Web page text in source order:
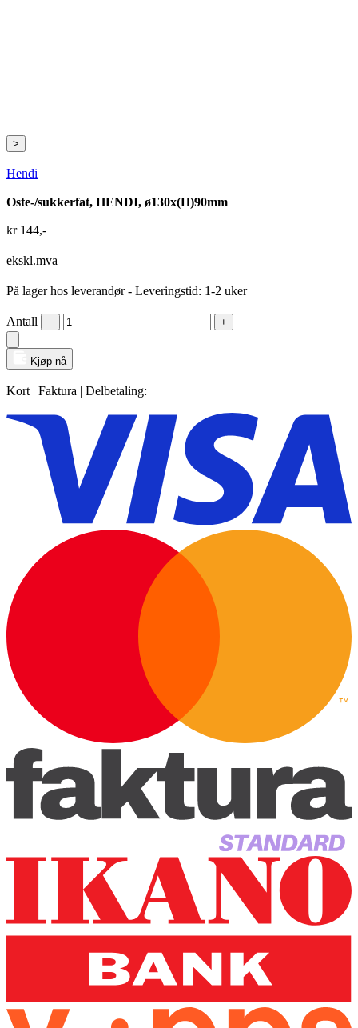
>
Hendi
Oste-/sukkerfat, HENDI, ø130x(H)90mm
kr144,-
ekskl.mva
På lager hos leverandør- Leveringstid: 1-2 uker
Antall − +
Kjøp nå
Kort | Faktura | Delbetaling: